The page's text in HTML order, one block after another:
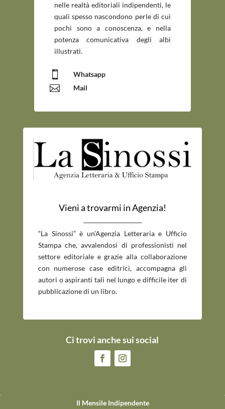
Il Mensile Indipendente
nelle realtà editoriali indipendenti, le
quali spesso nascondono perle di cui
pochi sono a conoscenza, e nella
potenza comunicativa degli albi
illustrati.
 Whatsapp
 Mail
Vieni a trovarmi in Agenzia!
“La Sinossi” è un’Agenzia Letteraria e Ufficio
Stampa che, avvalendosi di professionisti nel
settore editoriale e grazie alla collaborazione
con numerose case editrici, accompagna gli
autori o aspiranti tali nel lungo e difficile iter di
pubblicazione di un libro.
Ci trovi anche sui social